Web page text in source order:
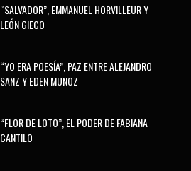
“SALVADOR”, EMMANUEL HORVILLEUR Y
LEÓN GIECO
“YO ERA POESÍA”, PAZ ENTRE ALEJANDRO
SANZ Y EDEN MUÑOZ
“FLOR DE LOTO”, EL PODER DE FABIANA
CANTILO